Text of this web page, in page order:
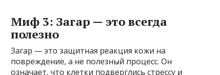
Миф 3: Загар — это всегда
полезно
Загар — это защитная реакция кожи на
повреждение, а не полезный процесс. Он
означает, что клетки подверглись стрессу и